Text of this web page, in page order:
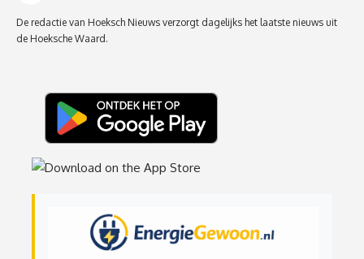
De redactie van Hoeksch Nieuws verzorgt dagelijks het laatste nieuws uit
de Hoeksche Waard.